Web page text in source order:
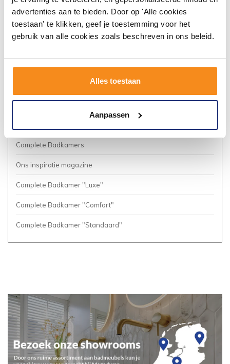
advertenties aan te bieden. Door op 'Alle cookies
toestaan' te klikken, geef je toestemming voor het
gebruik van alle cookies zoals beschreven in ons beleid.
Alles toestaan
Aanpassen
Algemene voorwaarden
Vacatures
Complete Badkamers
Ons inspiratie magazine
Complete Badkamer "Luxe"
Complete Badkamer "Comfort"
Complete Badkamer "Standaard"